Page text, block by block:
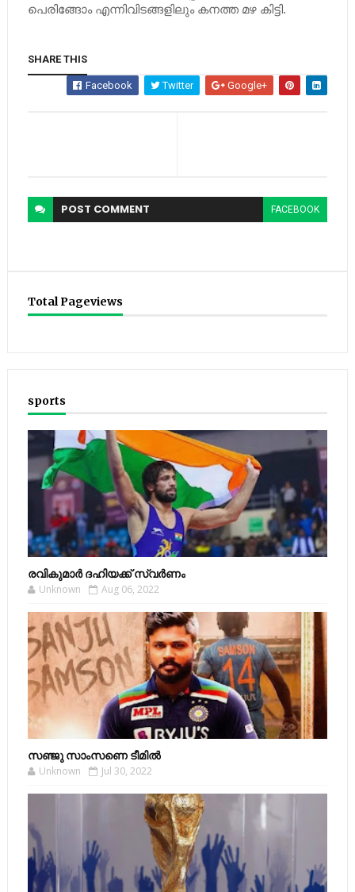
പെരിങ്ങോം എന്നിവിടങ്ങളിലും കനത്ത മഴ കിട്ടി.
SHARE THIS
Facebook Twitter Google+
POST COMMENT FACEBOOK
Total Pageviews
sports
രവികുമാര്‍ ദഹിയക്ക് സ്വര്‍ണം
Unknown Aug 06, 2022
സഞ്ജു സാംസണെ ടീമില്‍
Unknown Jul 30, 2022